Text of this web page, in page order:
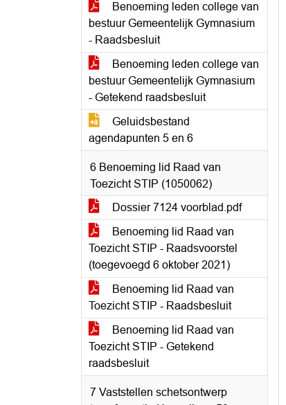
Benoeming leden college van
bestuur Gemeentelijk Gymnasium
- Raadsbesluit
Benoeming leden college van
bestuur Gemeentelijk Gymnasium
- Getekend raadsbesluit
Geluidsbestand
agendapunten 5 en 6
6 Benoeming lid Raad van
Toezicht STIP (1050062)
Dossier 7124 voorblad.pdf
Benoeming lid Raad van
Toezicht STIP - Raadsvoorstel
(toegevoegd 6 oktober 2021)
Benoeming lid Raad van
Toezicht STIP - Raadsbesluit
Benoeming lid Raad van
Toezicht STIP - Getekend
raadsbesluit
7 Vaststellen schetsontwerp